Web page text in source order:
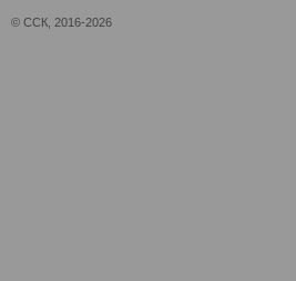
© ССК, 2016-2026